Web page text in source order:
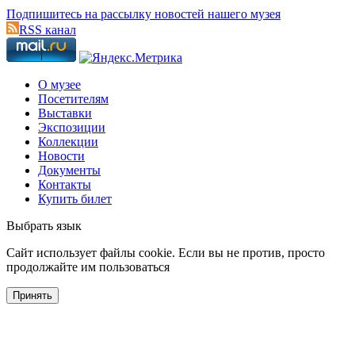
Подпишитесь на рассылку новостей нашего музея
RSS канал
О музее
Посетителям
Выставки
Экспозиции
Коллекции
Новости
Документы
Контакты
Купить билет
Выбрать язык
Cайт использует файлы cookie. Если вы не против, просто
продолжайте им пользоваться
Принять